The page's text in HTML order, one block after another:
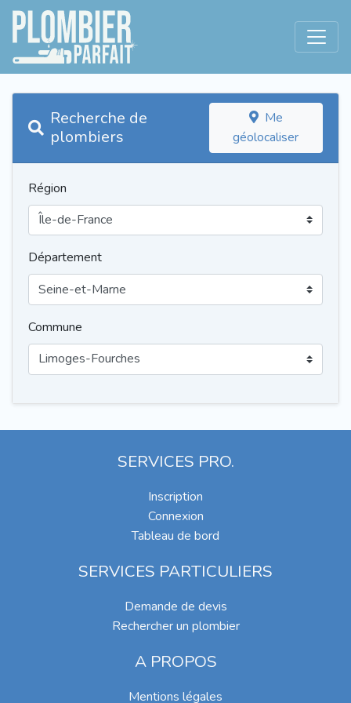
Recherche de
plombiers
Me
géolocaliser
Région
Département
Commune
SERVICES PRO.
Inscription
Connexion
Tableau de bord
SERVICES PARTICULIERS
Demande de devis
Rechercher un plombier
A PROPOS
Mentions légales